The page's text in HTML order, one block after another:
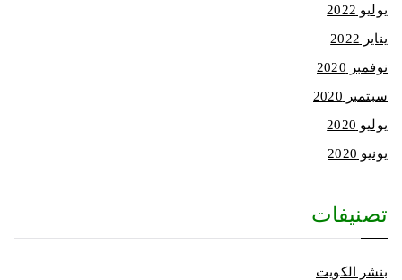
يوليو 2022
يناير 2022
نوفمبر 2020
سبتمبر 2020
يوليو 2020
يونيو 2020
تصنيفات
بنشر الكويت